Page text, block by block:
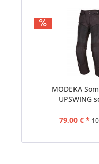
MODEKA
UPSWING
79,00 € *